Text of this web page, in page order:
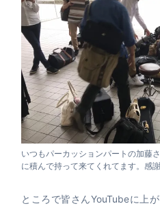
いつもパーカッションパートの加藤
に積んで持って来てくれてます。感謝
ところで皆さんYouTubeに上